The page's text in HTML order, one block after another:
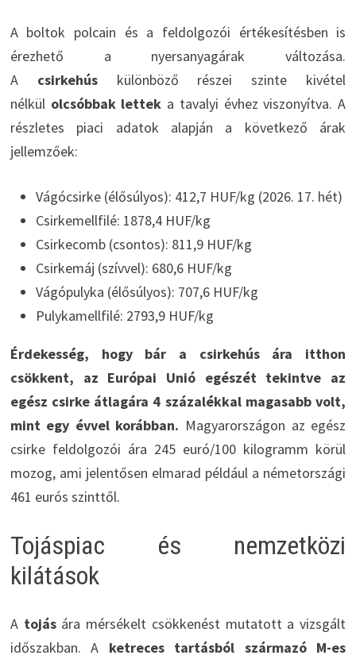
A boltok polcain és a feldolgozói értékesítésben is
érezhető a nyersanyagárak változása.
A csirkehús különböző részei szinte kivétel
nélkül olcsóbbak lettek a tavalyi évhez viszonyítva. A
részletes piaci adatok alapján a következő árak
jellemzőek:
Vágócsirke (élősúlyos): 412,7 HUF/kg (2026. 17. hét)
Csirkemellfilé: 1878,4 HUF/kg
Csirkecomb (csontos): 811,9 HUF/kg
Csirkemáj (szívvel): 680,6 HUF/kg
Vágópulyka (élősúlyos): 707,6 HUF/kg
Pulykamellfilé: 2793,9 HUF/kg
Érdekesség, hogy bár a csirkehús ára itthon
csökkent, az Európai Unió egészét tekintve az
egész csirke átlagára 4 százalékkal magasabb volt,
mint egy évvel korábban. Magyarországon az egész
csirke feldolgozói ára 245 euró/100 kilogramm körül
mozog, ami jelentősen elmarad például a németországi
461 eurós szinttől.
Tojáspiac és nemzetközi
kilátások
A tojás ára mérsékelt csökkenést mutatott a vizsgált
időszakban. A ketreces tartásból származó M-es